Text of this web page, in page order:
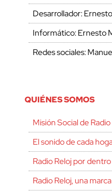
Desarrollador:
Informático: Ernesto
Redes sociales:
QUIÉNES SOMOS
Misión Social de
El sonido de cada
Radio Reloj por dentro
Radio Reloj, una